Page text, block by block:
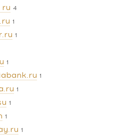
ru 4
1
1
1
1
1
1
1
1